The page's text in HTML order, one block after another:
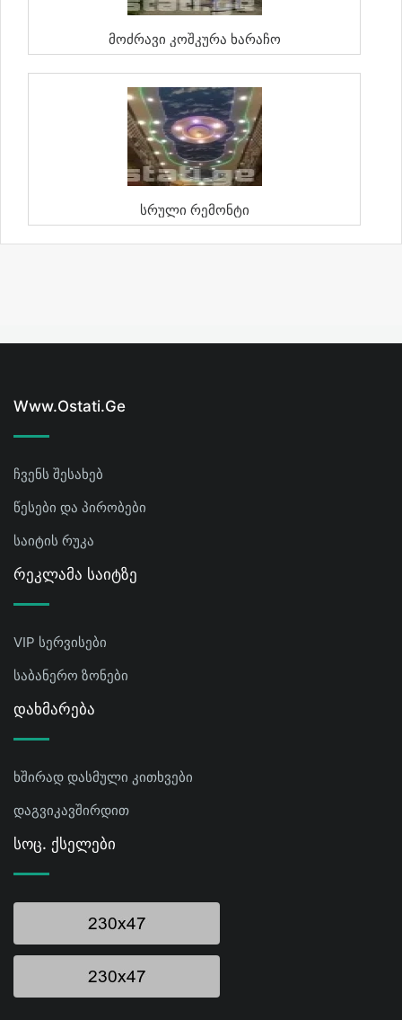
Მოძრავი Კოშკურა Ხარაჩო
Სრული Რემონტი
Www.ostati.ge
ჩვენს შესახებ
წესები და პირობები
საიტის რუკა
Რეკლამა Საიტზე
VIP სერვისები
საბანერო ზონები
Დახმარება
ხშირად დასმული კითხვები
დაგვიკავშირდით
Სოც. Ქსელები